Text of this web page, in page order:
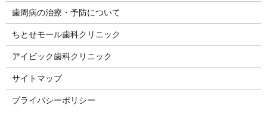
歯周病の治療・予防について
ちとせモール歯科クリニック
アイビック歯科クリニック
サイトマップ
プライバシーポリシー